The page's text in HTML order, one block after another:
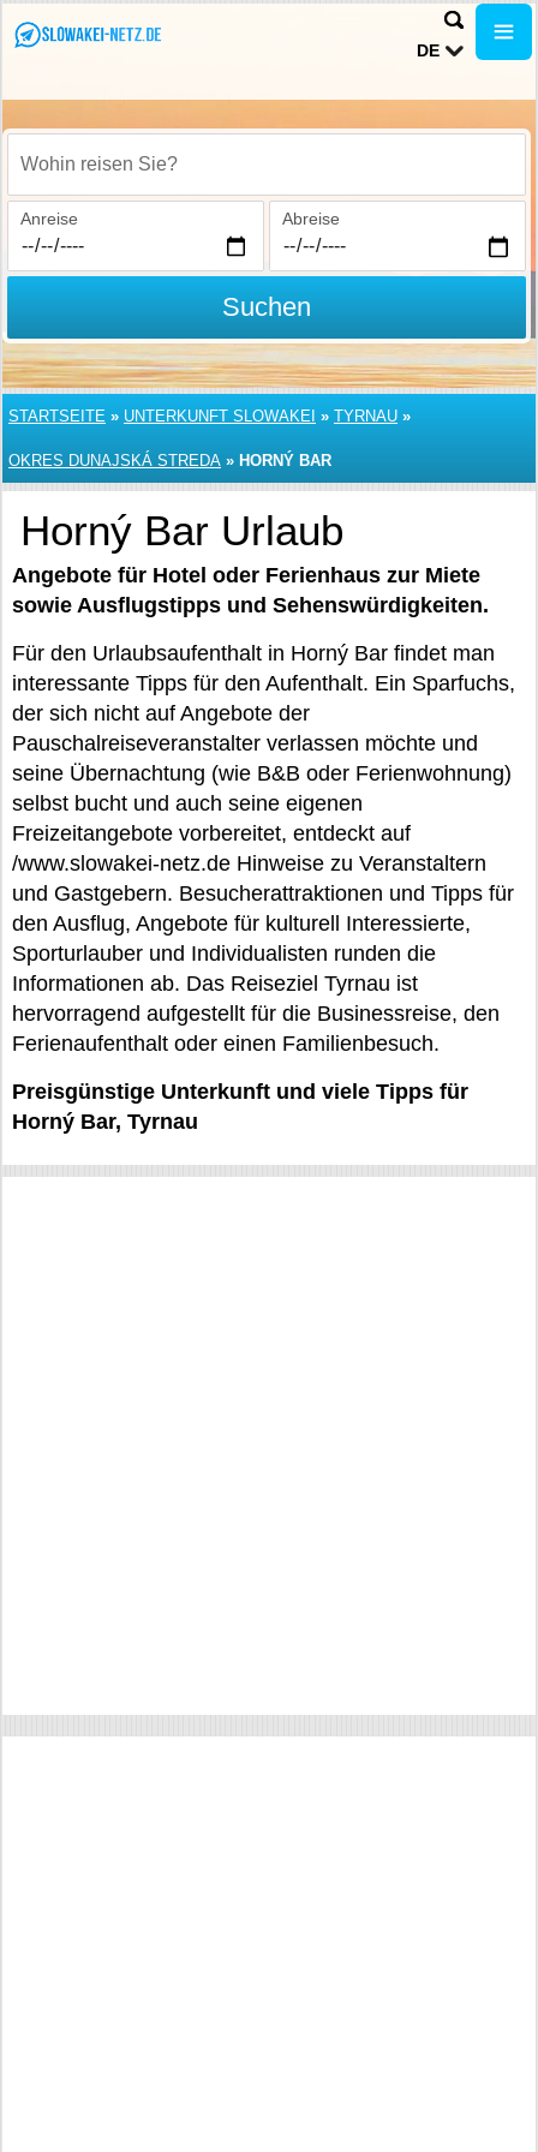
DE
Wohin reisen Sie?
Anreise Abreise
Suchen
STARTSEITE » UNTERKUNFT SLOWAKEI » TYRNAU »
OKRES DUNAJSKÁ STREDA » HORNÝ BAR
Horný Bar Urlaub
Angebote für Hotel oder Ferienhaus zur Miete
sowie Ausflugstipps und Sehenswürdigkeiten.
Für den Urlaubsaufenthalt in Horný Bar findet man
interessante Tipps für den Aufenthalt. Ein Sparfuchs,
der sich nicht auf Angebote der
Pauschalreiseveranstalter verlassen möchte und
seine Übernachtung (wie B&B oder Ferienwohnung)
selbst bucht und auch seine eigenen
Freizeitangebote vorbereitet, entdeckt auf
/www.slowakei-netz.de Hinweise zu Veranstaltern
und Gastgebern. Besucherattraktionen und Tipps für
den Ausflug, Angebote für kulturell Interessierte,
Sporturlauber und Individualisten runden die
Informationen ab. Das Reiseziel Tyrnau ist
hervorragend aufgestellt für die Businessreise, den
Ferienaufenthalt oder einen Familienbesuch.
Preisgünstige Unterkunft und viele Tipps für
Horný Bar, Tyrnau